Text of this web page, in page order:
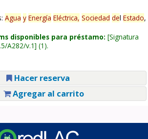
Agua y Energía Eléctrica, Sociedad del Estado,
disponibles para préstamo: Signatura
A282/v.1 (1).
Hacer reserva
Agregar al carrito